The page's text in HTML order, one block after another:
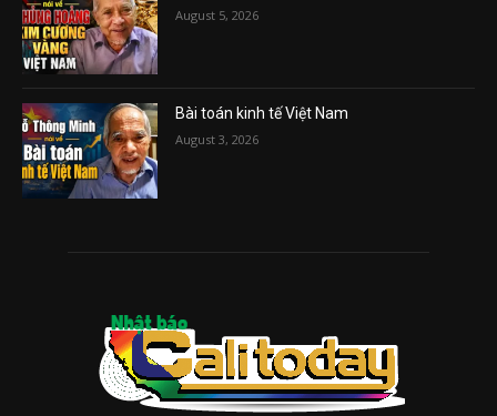
August 5, 2026
Bài toán kinh tế Việt Nam
August 3, 2026